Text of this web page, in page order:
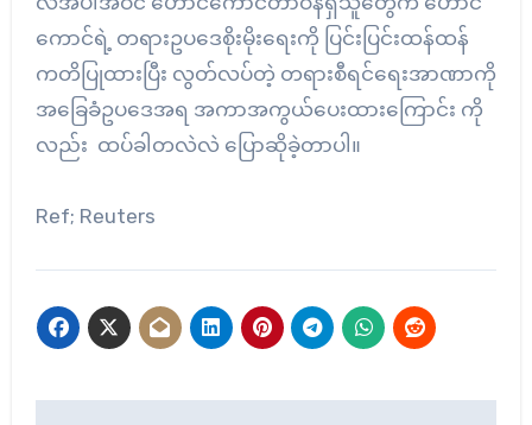
ကောင်ရဲ့ တရားဥပဒေစိုးမိုးရေးကို ပြင်းပြင်းထန်ထန်
ကတိပြုထားပြီး လွတ်လပ်တဲ့ တရားစီရင်ရေးအာဏာကို
အခြေခံဥပဒေအရ အကာအကွယ်ပေးထားကြောင်း ကို
လည်း ထပ်ခါတလဲလဲ ပြောဆိုခဲ့တာပါ။
Ref; Reuters